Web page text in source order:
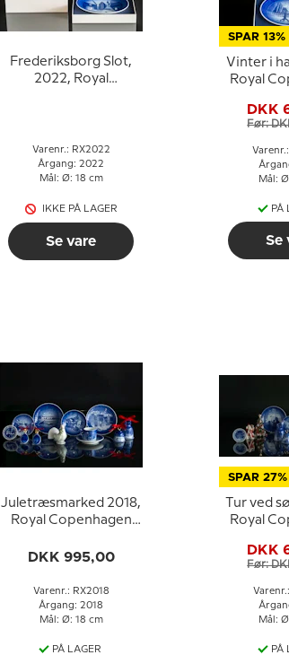
Frederiksborg Slot,
2022, Royal
Varenr.: RX2022
Årgang: 2022
Mål: Ø: 18 cm
IKKE PÅ LAGER
Se vare
SPAR 13%
Vinter i
Royal
DKK
Før:
Mål:
PÅ
Se
Juletræsmarked 2018,
Royal Copenhagen
DKK 995,00
Varenr.: RX2018
Årgang: 2018
Mål: Ø: 18 cm
PÅ LAGER
SPAR 27%
Tur ved
Royal
DKK
Før:
Mål:
PÅ